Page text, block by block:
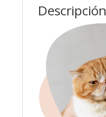
Descripción